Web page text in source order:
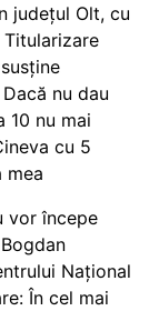
județul Olt, cu
nu dau
10 nu mai
cu 5
mea
vor începe
Național
În cel mai